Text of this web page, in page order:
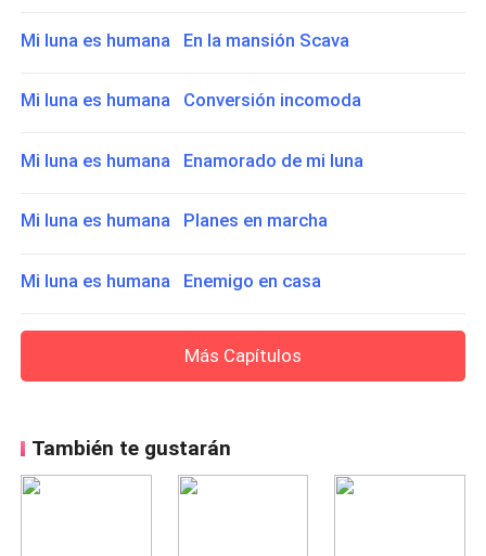
Mi luna es humana En la mansión Scava
Mi luna es humana Conversión incomoda
Mi luna es humana Enamorado de mi luna
Mi luna es humana Planes en marcha
Mi luna es humana Enemigo en casa
Más Capítulos
También te gustarán